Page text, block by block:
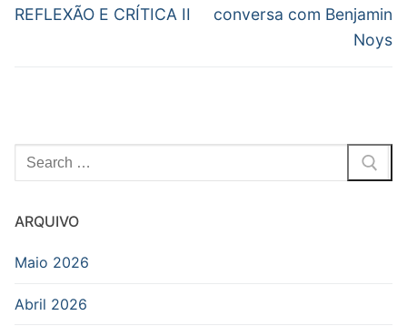
REFLEXÃO E CRÍTICA II
conversa com Benjamin
Noys
Pesquisar
por:
ARQUIVO
Maio 2026
Abril 2026